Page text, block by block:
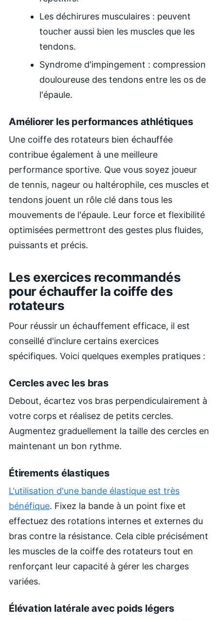
Les déchirures musculaires : peuvent
toucher aussi bien les muscles que les
tendons.
Syndrome d'impingement : compression
douloureuse des tendons entre les os de
l'épaule.
Améliorer les performances athlétiques
Une coiffe des rotateurs bien échauffée
contribue également à une meilleure
performance sportive. Que vous soyez joueur
de tennis, nageur ou haltérophile, ces muscles et
tendons jouent un rôle clé dans tous les
mouvements de l'épaule. Leur force et flexibilité
optimisées permettront des gestes plus fluides,
puissants et précis.
Les exercices recommandés
pour échauffer la coiffe des
rotateurs
Pour réussir un échauffement efficace, il est
conseillé d'inclure certains exercices
spécifiques. Voici quelques exemples pratiques :
Cercles avec les bras
Debout, écartez vos bras perpendiculairement à
votre corps et réalisez de petits cercles.
Augmentez graduellement la taille des cercles en
maintenant un bon rythme.
Étirements élastiques
L'utilisation d'une bande élastique est très
bénéfique. Fixez la bande à un point fixe et
effectuez des rotations internes et externes du
bras contre la résistance. Cela cible précisément
les muscles de la coiffe des rotateurs tout en
renforçant leur capacité à gérer les charges
variées.
Élévation latérale avec poids légers